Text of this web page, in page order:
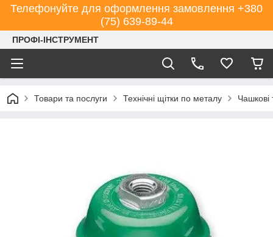
Телефонуйте для оформлення замовлення +380
(75) 639-89-44
ПРОФІ-ІНСТРУМЕНТ
Товари та послуги Технічні щітки по металу Чашкові